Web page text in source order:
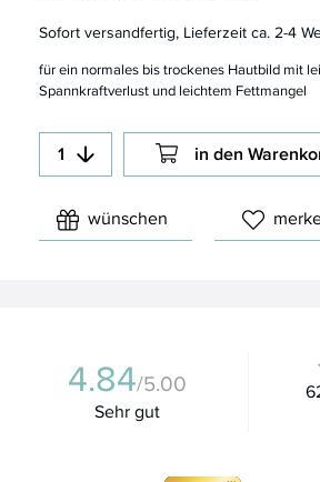
für ein normales bis trockenes Hautbild mit
Spannkraftverlust und leichtem Fettmangel
Sofort versandfertig, Lieferzeit ca. 2-4
in den
wünschen
4.84/5.00
Sehr gut